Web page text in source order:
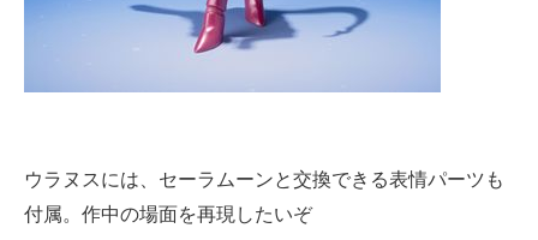
ウラヌスには、セーラムーンと交換できる表情パーツも
付属。作中の場面を再現したいぞ